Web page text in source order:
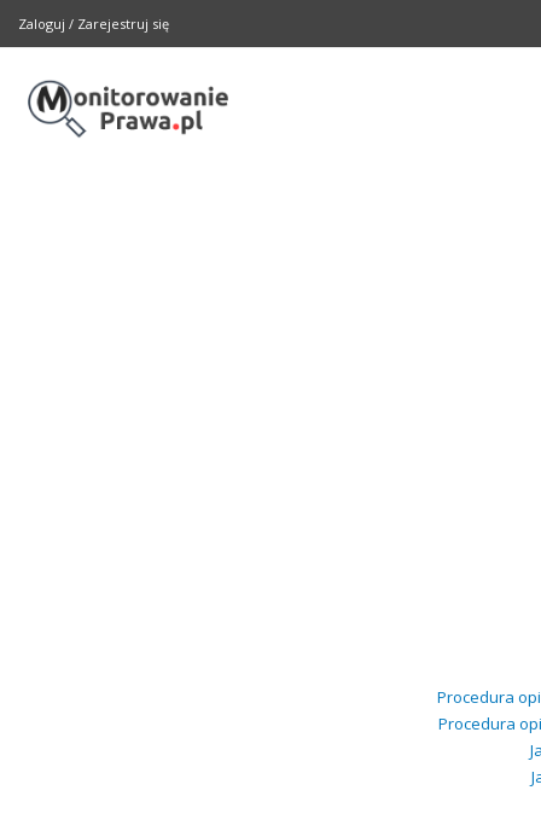
Zaloguj / Zarejestruj się
Procedura
Procedura